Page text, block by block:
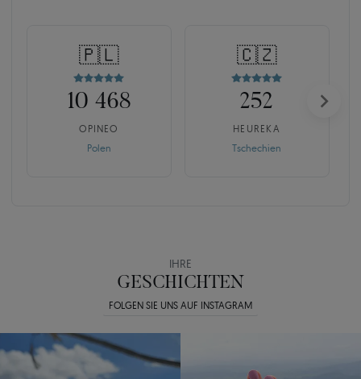
🇵🇱
10 468
OPINEO
Polen
🇨🇿
252
HEUREKA
Tschechien
IHRE
GESCHICHTEN
FOLGEN SIE UNS AUF INSTAGRAM